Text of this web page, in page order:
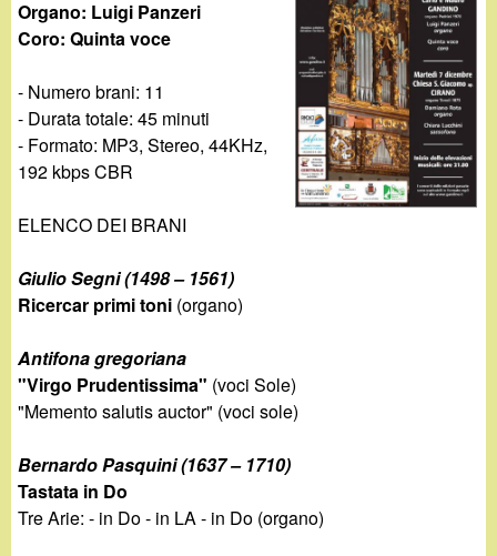
d
i
n
i
t
Organo: Luigi Panzeri
Coro: Quinta voce
- Numero brani: 11
- Durata totale: 45 minuti
- Formato: MP3, Stereo, 44KHz,
192 kbps CBR
ELENCO DEI BRANI
Giulio Segni (1498 – 1561)
Ricercar primi toni (organo)
Antifona gregoriana
"Virgo Prudentissima" (voci Sole)
"Memento salutis auctor" (voci sole)
Bernardo Pasquini (1637 – 1710)
Tastata in Do
Tre Arie: - in Do - in LA - in Do (organo)